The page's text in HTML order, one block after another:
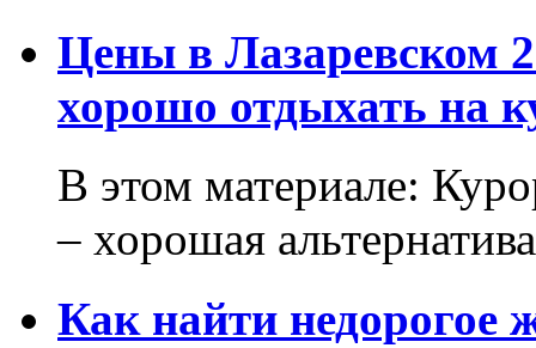
Цены в Лазаревском
хорошо отдыхать на
В этом материале:
– хорошая
Как найти недорогое